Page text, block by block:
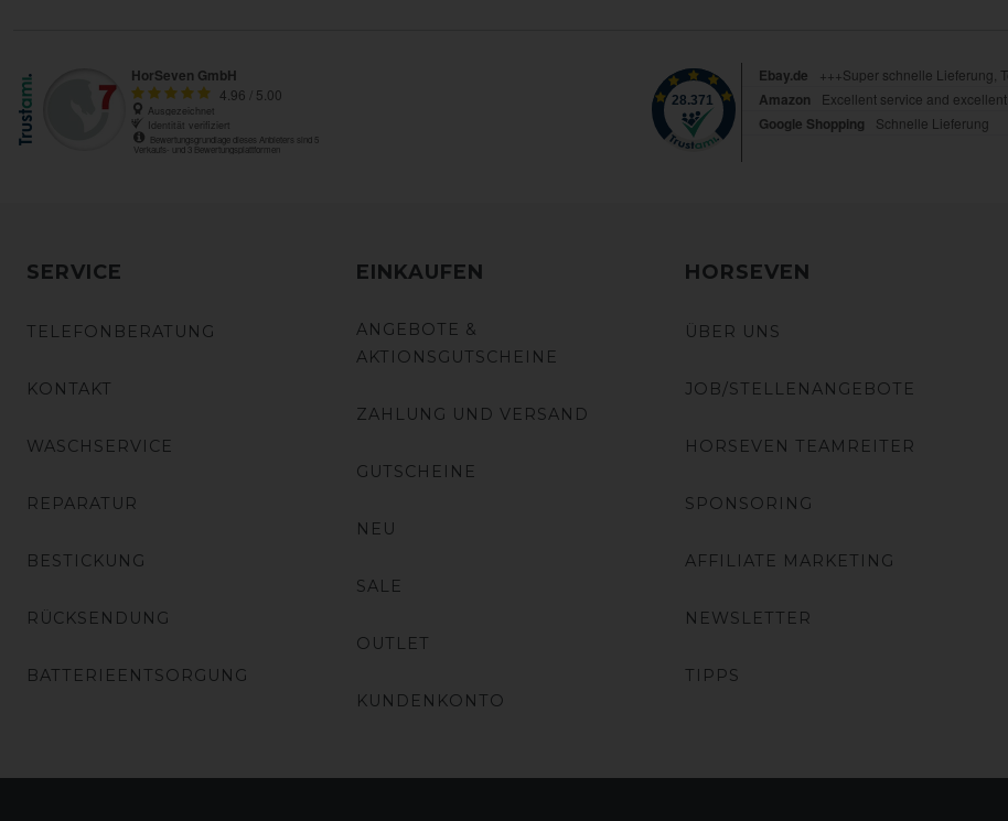
SERVICE
TELEFONBERATUNG
KONTAKT
WASCHSERVICE
REPARATUR
BESTICKUNG
RÜCKSENDUNG
BATTERIEENTSORGUNG
EINKAUFEN
ANGEBOTE &
AKTIONSGUTSCHEINE
ZAHLUNG UND VERSAND
GUTSCHEINE
NEU
SALE
OUTLET
KUNDENKONTO
HORSEVEN
ÜBER UNS
JOB/STELLENANGEBOTE
HORSEVEN TEAMREITER
SPONSORING
AFFILIATE MARKETING
NEWSLETTER
TIPPS